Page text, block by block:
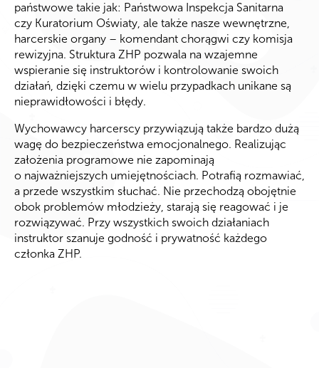
państwowe takie jak: Państwowa Inspekcja Sanitarna
czy Kuratorium Oświaty, ale także nasze wewnętrzne,
harcerskie organy – komendant chorągwi czy komisja
rewizyjna. Struktura ZHP pozwala na wzajemne
wspieranie się instruktorów i kontrolowanie swoich
działań, dzięki czemu w wielu przypadkach unikane są
nieprawidłowości i błędy.
Wychowawcy harcerscy przywiązują także bardzo dużą
wagę do bezpieczeństwa emocjonalnego. Realizując
założenia programowe nie zapominają
o najważniejszych umiejętnościach. Potrafią rozmawiać,
a przede wszystkim słuchać. Nie przechodzą obojętnie
obok problemów młodzieży, starają się reagować i je
rozwiązywać. Przy wszystkich swoich działaniach
instruktor szanuje godność i prywatność każdego
członka ZHP.